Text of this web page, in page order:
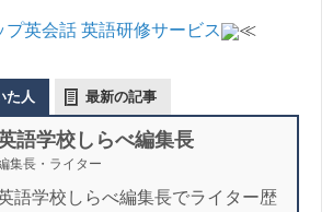
プ英会話 英語研修サービス ≪
た人 最新の記事
語学校しらべ編集長
集長・ライター
語学校しらべ編集長でライター歴